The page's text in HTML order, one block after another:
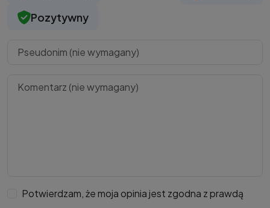
Pozytywny
Potwierdzam, że moja opinia jest zgodna z prawdą